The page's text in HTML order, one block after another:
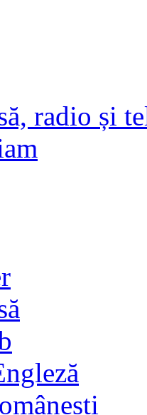
radio și